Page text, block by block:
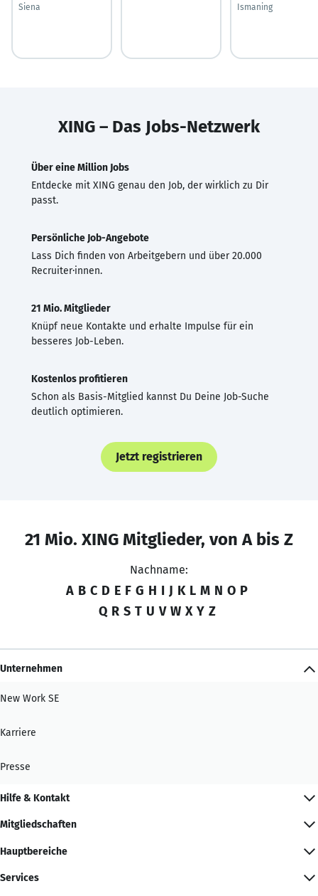
Siena
Ismaning
XING – Das Jobs-Netzwerk
Über eine Million Jobs
Entdecke mit XING genau den Job, der wirklich zu Dir
passt.
Persönliche Job-Angebote
Lass Dich finden von Arbeitgebern und über 20.000
Recruiter·innen.
21 Mio. Mitglieder
Knüpf neue Kontakte und erhalte Impulse für ein
besseres Job-Leben.
Kostenlos profitieren
Schon als Basis-Mitglied kannst Du Deine Job-Suche
deutlich optimieren.
Jetzt registrieren
21 Mio. XING Mitglieder, von A bis Z
Nachname:
A B C D E F G H I J K L M N O P
Q R S T U V W X Y Z
Unternehmen
New Work SE
Karriere
Presse
Hilfe & Kontakt
Mitgliedschaften
Hauptbereiche
Services